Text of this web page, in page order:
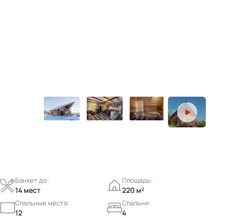
Банкет до:
14 мест
Площадь:
220 м²
Спальные места:
12
Спальни:
4